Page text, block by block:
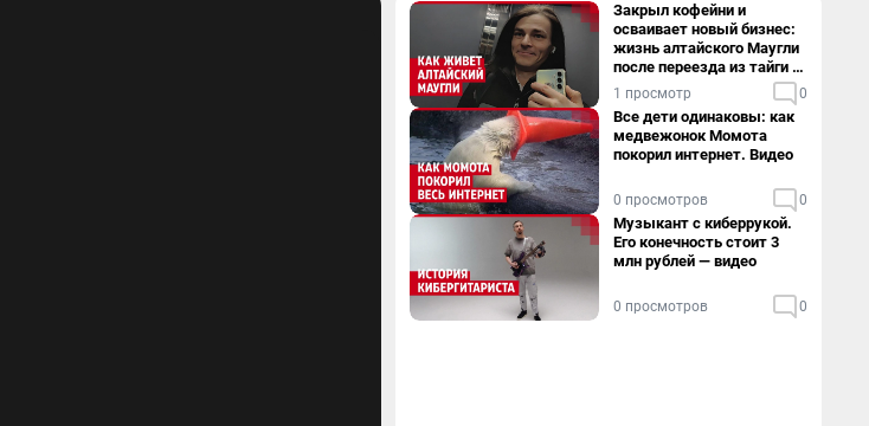
Закрыл кофейни и
осваивает новый бизнес:
жизнь алтайского Маугли
после переезда из тайги в
столицу
1 просмотр 0
Все дети одинаковы: как
медвежонок Момота
покорил интернет. Видео
0 просмотров 0
Музыкант с киберрукой.
Его конечность стоит 3
млн рублей — видео
0 просмотров 0